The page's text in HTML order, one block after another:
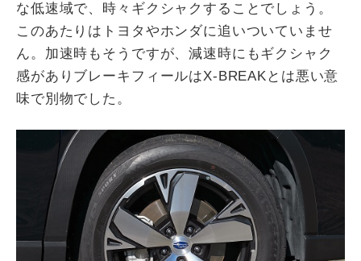
な低速域で、時々ギクシャクすることでしょう。
このあたりはトヨタやホンダに追いついていませ
ん。加速時もそうですが、減速時にもギクシャク
感がありブレーキフィールはX-BREAKとは悪い意
味で別物でした。